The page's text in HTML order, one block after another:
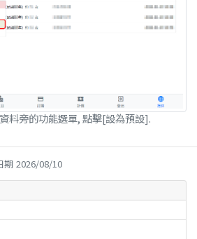
料旁的功能選單, 點擊[設為預設].
期 2026/08/10